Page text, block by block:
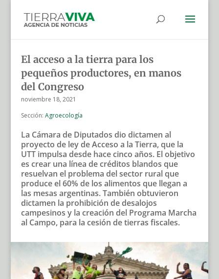
El acceso a la tierra para los
pequeños productores, en manos
del Congreso
noviembre 18, 2021
Sección: Agroecología
La Cámara de Diputados dio dictamen al
proyecto de ley de Acceso a la Tierra, que la
UTT impulsa desde hace cinco años. El objetivo
es crear una línea de créditos blandos que
resuelvan el problema del sector rural que
produce el 60% de los alimentos que llegan a
las mesas argentinas. También obtuvieron
dictamen la prohibición de desalojos
campesinos y la creación del Programa Marcha
al Campo, para la cesión de tierras fiscales.